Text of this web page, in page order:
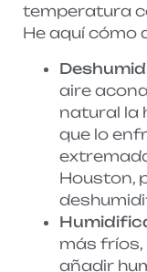
temperatura
He aquí cómo
aire
natural la
que lo
Houston,
más fríos,
añadir